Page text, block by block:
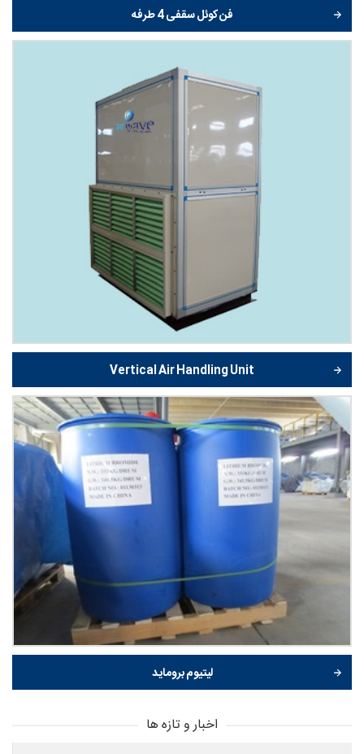
فن کوئل سقفی 4 طرفه
Vertical Air Handling Unit
لیتیوم بروماید
اخبار و تازه ها